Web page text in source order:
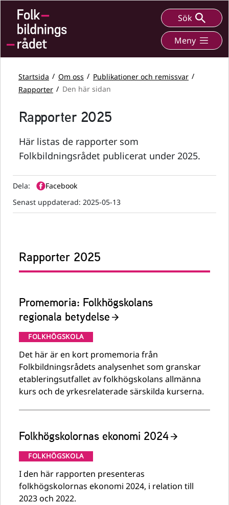
Sök
Meny
Startsida Om oss
Publikationer och remissvar
Rapporter
Den här sidan
Rapporter 2025
Här listas de rapporter som
Folkbildningsrådet publicerat under 2025.
Dela:
Facebook
Senast uppdaterad: 2025-05-13
Rapporter 2025
Promemoria: Folkhögskolans
regionala betydelse
FOLKHÖGSKOLA
Det här är en kort promemoria från
Folkbildningsrådets analysenhet som granskar
etableringsutfallet av folkhögskolans allmänna
kurs och de yrkesrelaterade särskilda kurserna.
Folkhögskolornas ekonomi 2024
FOLKHÖGSKOLA
I den här rapporten presenteras
folkhögskolornas ekonomi 2024, i relation till
2023 och 2022.